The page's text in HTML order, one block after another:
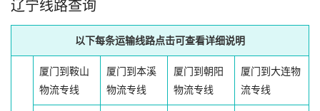
辽宁线路查询
以下每条运输线路点击可查看详细说明
厦门到鞍山
物流专线
厦门到本溪
物流专线
厦门到朝阳
物流专线
厦门到大连物
流专线